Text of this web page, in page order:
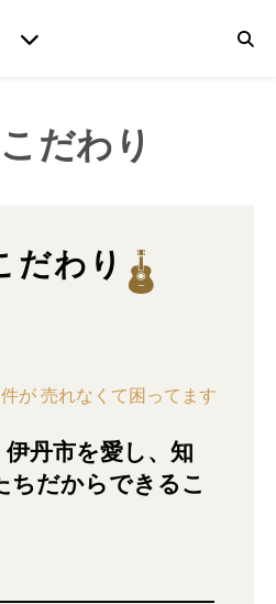
だわり
だわり
伊丹市を愛し、知
ちだからできるこ